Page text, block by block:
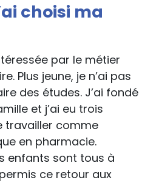
choisi ma
par le métier
Plus jeune, je n’ai pas
des études. J’ai fondé
et j’ai eu trois
travailler comme
en pharmacie.
enfants sont tous à
ce retour aux